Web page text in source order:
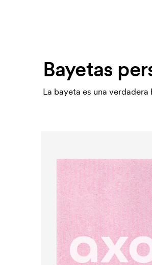
Bayetas
La bayeta es una